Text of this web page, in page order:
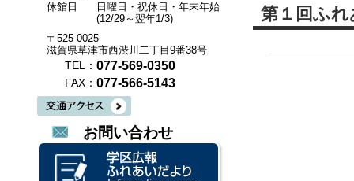
休館日
日曜日・祝休日・年末年始
(12/29～翌年1/3)
〒525-0025
滋賀県草津市西渋川二丁目9番38号
TEL： 077-569-0350
FAX： 077-566-5143
お問い合わせ
第１回ふ